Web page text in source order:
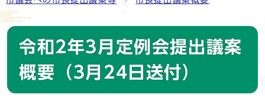
令和2年3月定例会提出議案
概要（3月24日送付）